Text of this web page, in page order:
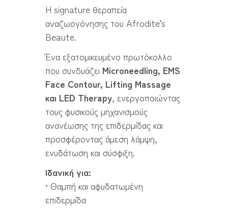
Η signature θεραπεία
αναζωογόνησης του Afrodite’s
Beaute.
Ένα εξατομικευμένο πρωτόκολλο
που συνδυάζει Microneedling, EMS
Face Contour, Lifting Massage
και LED Therapy, ενεργοποιώντας
τους φυσικούς μηχανισμούς
ανανέωσης της επιδερμίδας και
προσφέροντας άμεση λάμψη,
ενυδάτωση και σύσφιξη.
Ιδανική για:
• Θαμπή και αφυδατωμένη
επιδερμίδα